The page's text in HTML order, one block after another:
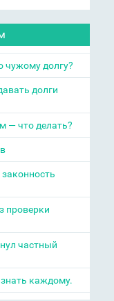
чужому долгу?
долги
— что делать?
проверки
частный
каждому.